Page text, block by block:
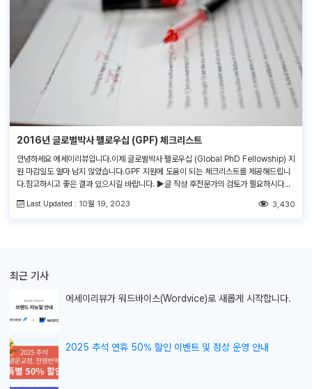
2016년 글로벌박사 펠로우십 (GPF) 체크리스트
안녕하세요 에세이리뷰입니다.이제 글로벌박사 펠로우십 (Global PhD Fellowship) 지
원 마감일도 얼마 남지 않았습니다.GPF 지원에 도움이 되는 체크리스트를 제공해드립니
다.참고하시고 좋은 결과 있으시길 바랍니다. ▶글 작성 후전문가의 검토가 필요하시다면,
비스│SOP 교정 서비스│CV/이력서 교정 서비스│추천서 교정 서비스│커버레터 영문교
Last Updated : 10월 19, 2023 3,430
최근 기사
에세이리뷰가 워드바이스(Wordvice)로 새롭게 시작합니다.
2025 추석 연휴 50% 할인 이벤트 및 정상 운영 안내